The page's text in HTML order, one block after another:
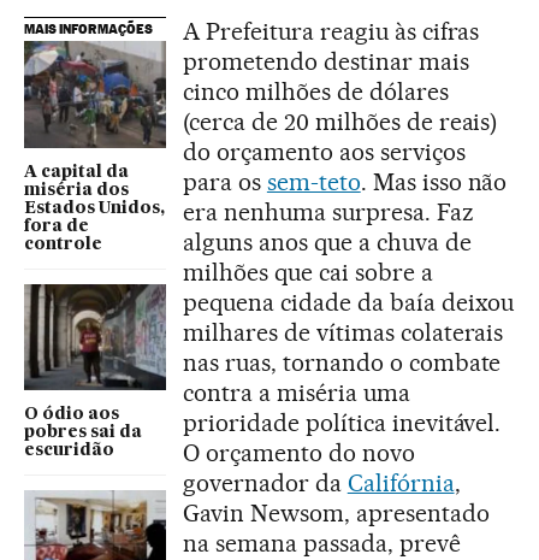
MAIS INFORMAÇÕES
A capital da
miséria dos
Estados Unidos,
fora de
controle
O ódio aos
pobres sai da
escuridão
A Prefeitura reagiu às cifras
prometendo destinar mais
cinco milhões de dólares
(cerca de 20 milhões de reais)
do orçamento aos serviços
para os sem-teto. Mas isso não
era nenhuma surpresa. Faz
alguns anos que a chuva de
milhões que cai sobre a
pequena cidade da baía deixou
milhares de vítimas colaterais
nas ruas, tornando o combate
contra a miséria uma
prioridade política inevitável.
O orçamento do novo
governador da Califórnia,
Gavin Newsom, apresentado
na semana passada, prevê